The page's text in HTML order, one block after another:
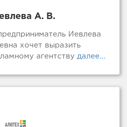
А. В.
Иевлева
хочет выразить
агентству далее...